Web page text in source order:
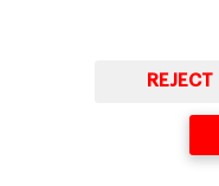
REJECT